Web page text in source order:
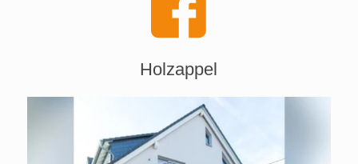
Holzappel